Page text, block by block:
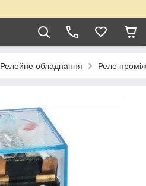
Релейне обладнання Реле